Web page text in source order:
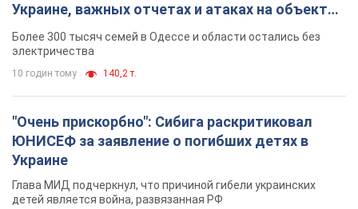
Украине, важных отчетах и атаках на объекты
противника. Видео
Более 300 тысяч семей в Одессе и области остались без
электричества
10 годин тому 140,2 т.
"Очень прискорбно": Сибига раскритиковал
ЮНИСЕФ за заявление о погибших детях в
Украине
Глава МИД подчеркнул, что причиной гибели украинских
детей является война, развязанная РФ